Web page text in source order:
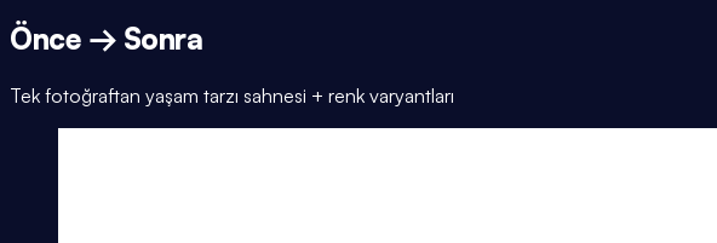
Önce → Sonra
Tek fotoğraftan yaşam tarzı sahnesi + renk varyantları